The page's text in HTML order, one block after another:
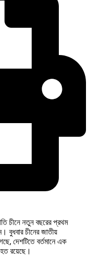
চীনে নতুন বছরের প্রথম
বুধবার চীনের জাতীয়
দেশটিতে বর্তমানে এক
রয়েছে।